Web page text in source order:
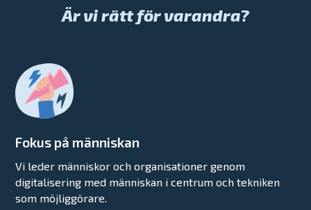
Är vi rätt för varandra?
Fokus på människan
Vi leder människor och organisationer genom
digitalisering med människan i centrum och tekniken
som möjliggörare.